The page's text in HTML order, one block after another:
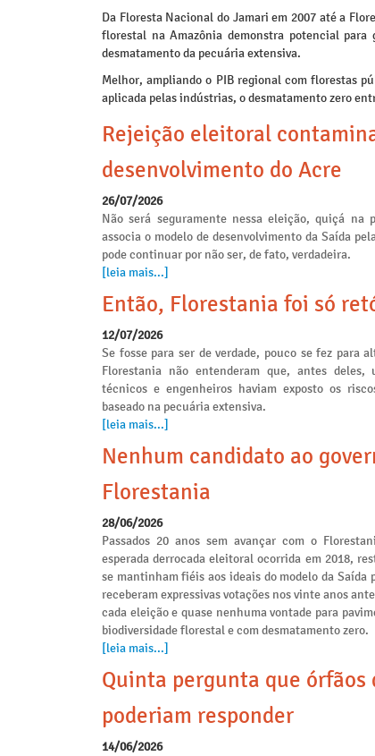
Da Floresta Nacional do Jamari em 2007 até a
florestal na Amazônia demonstra potencial
desmatamento da pecuária extensiva.
Melhor, ampliando o PIB regional com florestas
aplicada pelas indústrias, o desmatamento zero
Rejeição eleitoral
desenvolvimento do Acre
26/07/2026
Não será seguramente nessa eleição, quiçá na
associa o modelo de desenvolvimento da Saída
pode continuar por não ser, de fato, verdadeira.
[leia mais...]
Então, Florestania foi só
12/07/2026
Se fosse para ser de verdade, pouco se fez para
Florestania não entenderam que, antes deles,
técnicos e engenheiros haviam exposto os
baseado na pecuária extensiva.
[leia mais...]
Nenhum candidato ao
Florestania
28/06/2026
Passados 20 anos sem avançar com o
esperada derrocada eleitoral ocorrida em 2018,
se mantinham fiéis aos ideais do modelo da
receberam expressivas votações nos vinte anos
cada eleição e quase nenhuma vontade para
biodiversidade florestal e com desmatamento zero.
[leia mais...]
Quinta pergunta que
poderiam responder
14/06/2026